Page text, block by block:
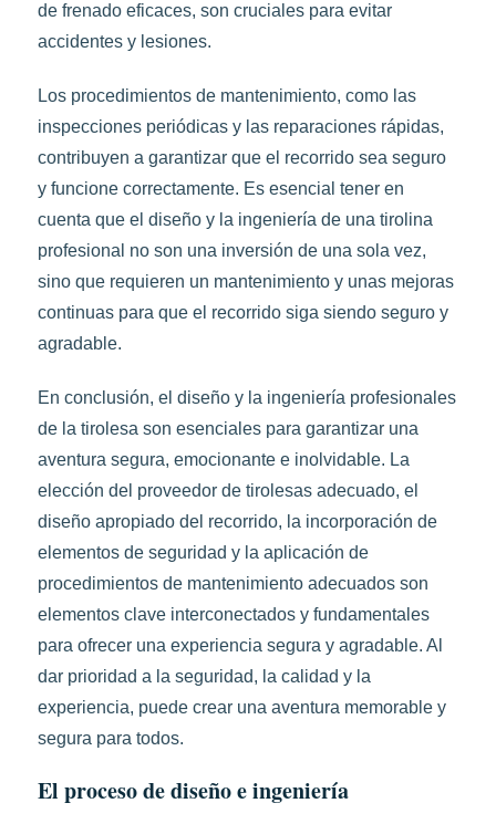
de frenado eficaces, son cruciales para evitar
accidentes y lesiones.
Los procedimientos de mantenimiento, como las
inspecciones periódicas y las reparaciones rápidas,
contribuyen a garantizar que el recorrido sea seguro
y funcione correctamente. Es esencial tener en
cuenta que el diseño y la ingeniería de una tirolina
profesional no son una inversión de una sola vez,
sino que requieren un mantenimiento y unas mejoras
continuas para que el recorrido siga siendo seguro y
agradable.
En conclusión, el diseño y la ingeniería profesionales
de la tirolesa son esenciales para garantizar una
aventura segura, emocionante e inolvidable. La
elección del proveedor de tirolesas adecuado, el
diseño apropiado del recorrido, la incorporación de
elementos de seguridad y la aplicación de
procedimientos de mantenimiento adecuados son
elementos clave interconectados y fundamentales
para ofrecer una experiencia segura y agradable. Al
dar prioridad a la seguridad, la calidad y la
experiencia, puede crear una aventura memorable y
segura para todos.
El proceso de diseño e ingeniería